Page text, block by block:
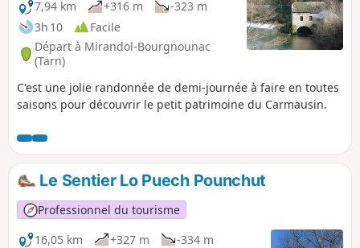
7,94 km +316 m
-323 m
3h 10
Facile
Départ à Mirandol-Bourgnounac
(Tarn)
C'est une jolie randonnée de demi-journée à faire en toutes
saisons pour découvrir le petit patrimoine du Carmausin.
Le Sentier Lo Puech Pounchut
Professionnel du tourisme
16,05 km
+327 m
-334 m